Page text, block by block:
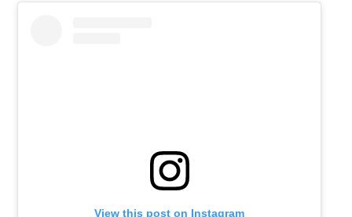
View this post on Instagram